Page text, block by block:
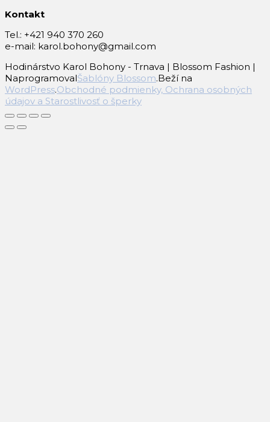
Kontakt
Tel.: +421 940 370 260
e-mail: karol.bohony@gmail.com
Hodinárstvo Karol Bohony - Trnava | Blossom Fashion |
NaprogramovalŠablóny Blossom.Beží na
WordPress.Obchodné podmienky, Ochrana osobných
údajov a Starostlivosť o šperky